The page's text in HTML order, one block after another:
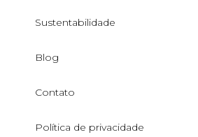
Sustentabilidade
Blog
Contato
Política de privacidade